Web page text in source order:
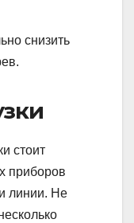
снизить
стоит
приборов
линии. Не